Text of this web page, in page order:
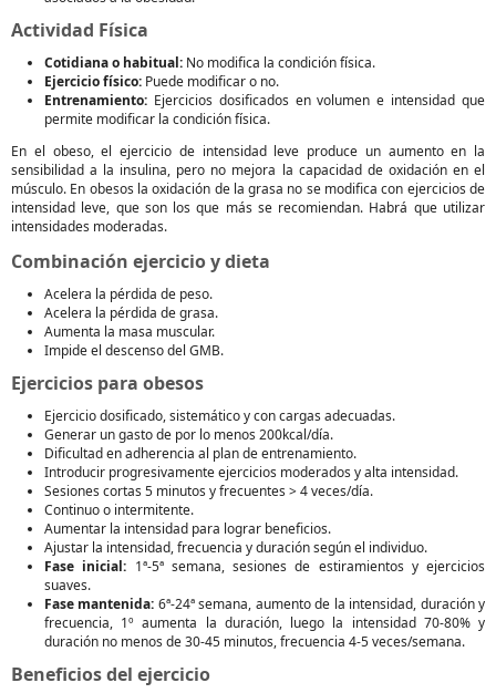
Actividad Física
Cotidiana o habitual: No modifica la condición física.
Ejercicio físico: Puede modificar o no.
Entrenamiento: Ejercicios dosificados en volumen e intensidad que
permite modificar la condición física.
En el obeso, el ejercicio de intensidad leve produce un aumento en la
sensibilidad a la insulina, pero no mejora la capacidad de oxidación en el
músculo. En obesos la oxidación de la grasa no se modifica con ejercicios de
intensidad leve, que son los que más se recomiendan. Habrá que utilizar
intensidades moderadas.
Combinación ejercicio y dieta
Acelera la pérdida de peso.
Acelera la pérdida de grasa.
Aumenta la masa muscular.
Impide el descenso del GMB.
Ejercicios para obesos
Ejercicio dosificado, sistemático y con cargas adecuadas.
Generar un gasto de por lo menos 200kcal/día.
Dificultad en adherencia al plan de entrenamiento.
Introducir progresivamente ejercicios moderados y alta intensidad.
Sesiones cortas 5 minutos y frecuentes > 4 veces/día.
Continuo o intermitente.
Aumentar la intensidad para lograr beneficios.
Ajustar la intensidad, frecuencia y duración según el individuo.
Fase inicial: 1ª-5ª semana, sesiones de estiramientos y ejercicios
suaves.
Fase mantenida: 6ª-24ª semana, aumento de la intensidad, duración y
frecuencia, 1º aumenta la duración, luego la intensidad 70-80% y
duración no menos de 30-45 minutos, frecuencia 4-5 veces/semana.
Beneficios del ejercicio